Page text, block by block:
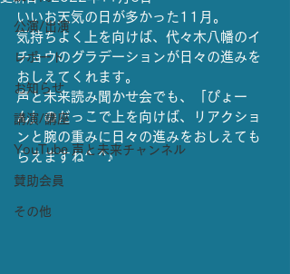
公演/出演
レポート
お知らせ
講演/講座
YouTube 声と未来チャンネル
賛助会員
その他
いいお天気の日が多かった11月。
気持ちよく上を向けば、代々木八幡のイ
チョウのグラデーションが日々の進みを
おしえてくれます。
声と未来読み聞かせ会でも、「ぴょー
ん」のだっこで上を向けば、リアクショ
ンと腕の重みに日々の進みをおしえても
らえますね^ ^♪